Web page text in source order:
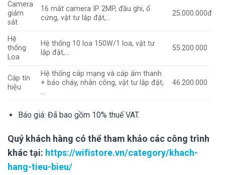
Camera
giám
sát
16 mắt camera IP 2MP, đầu ghi, ổ
cứng, vật tư lắp đặt,…
25.000.000đ
Hệ
thống
Loa
Hệ thống 10 loa 150W/1 loa, vật tư
lắp đặt,…
55.200.000
Cáp tín
hiệu
Hệ thống cáp mạng và cáp âm thanh
+ báo cháy, nhân công, vật tư lắp đặt,
…
46.200.000
Báo giá: Đã bao gồm 10% thuế VAT.
Quý khách hàng có thể tham khảo các công trình
khác tại: https://wifistore.vn/category/khach-
hang-tieu-bieu/